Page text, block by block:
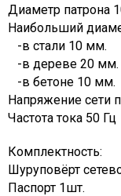
Диаметр патрона
Наибольший
-в стали 10 мм.
-в дереве 20 мм.
-в бетоне 10 мм.
Напряжение сети
Частота тока 50 Гц
Комплектность:
Шуруповёрт
Паспорт 1шт.